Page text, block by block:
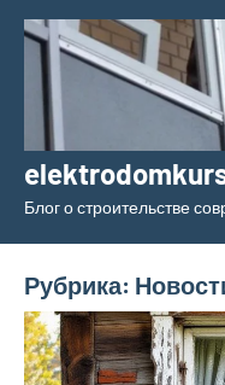
Перейти
содержимому
Блог о строительстве
Рубрика: